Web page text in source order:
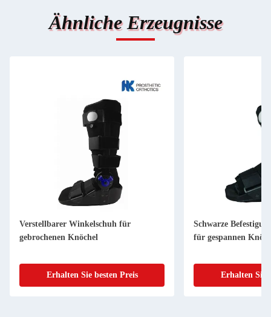
Ähnliche Erzeugnisse
Verstellbarer Winkelschuh für
gebrochenen Knöchel
Erhalten Sie besten Preis
Schwarze
für gespannen
Erhalten Sie